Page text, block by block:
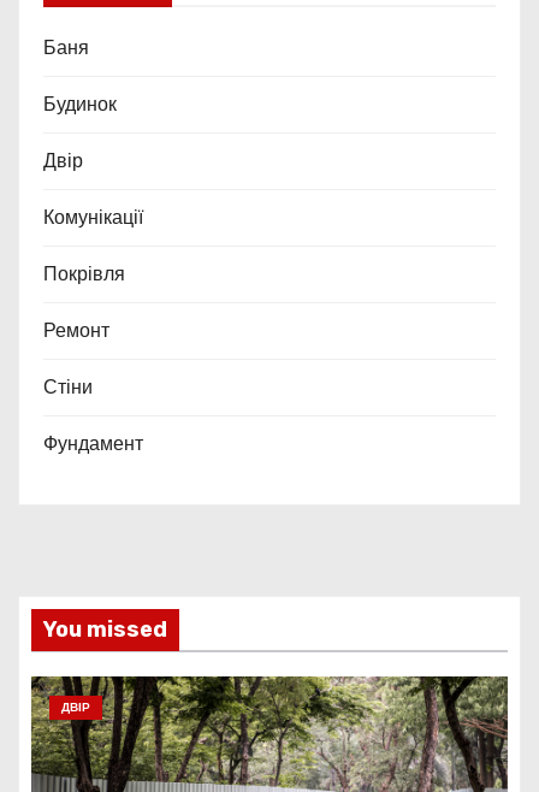
Баня
Будинок
Двір
Комунікації
Покрівля
Ремонт
Стіни
Фундамент
You missed
ДВІР